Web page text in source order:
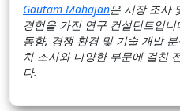
Gautam Mahajan은 시장 조사
경험을 가진 연구 컨설턴트입
동향, 경쟁 환경 및 기술 개발
차 조사와 다양한 부문에 걸친
다.